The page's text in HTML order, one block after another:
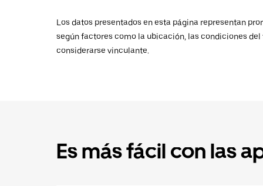
Los datos presentados en esta página representan
según factores como la ubicación, las condiciones
considerarse vinculante.
Es más fácil con las